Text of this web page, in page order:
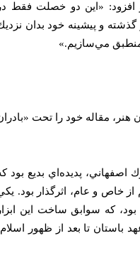
افزود:‌ «اين دو خصلت فقط
و پيشينه خود بدان
منطبق مي‌سازيم.»
مقاله خود را تحت
اصفهاني، پديده‌اي بديع بود
خاص و عام، اثرگذار بود.
كه سوابق ساخت اين
باستان تا بعد از ظهور